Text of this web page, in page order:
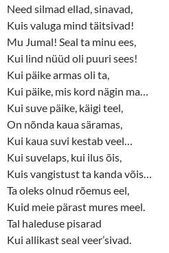
Need silmad ellad, sinavad,
Kuis valuga mind täitsivad!
Mu Jumal! Seal ta minu ees,
Kui lind nüüd oli puuri sees!
Kui päike armas oli ta,
Kui päike, mis kord nägin ma…
Kui suve päike, käigi teel,
On nõnda kaua säramas,
Kui kaua suvi kestab veel…
Kui suvelaps, kui ilus õis,
Kuis vangistust ta kanda võis…
Ta oleks olnud rõemus eel,
Kuid meie pärast mures meel.
Tal haleduse pisarad
Kui allikast seal veer’sivad.